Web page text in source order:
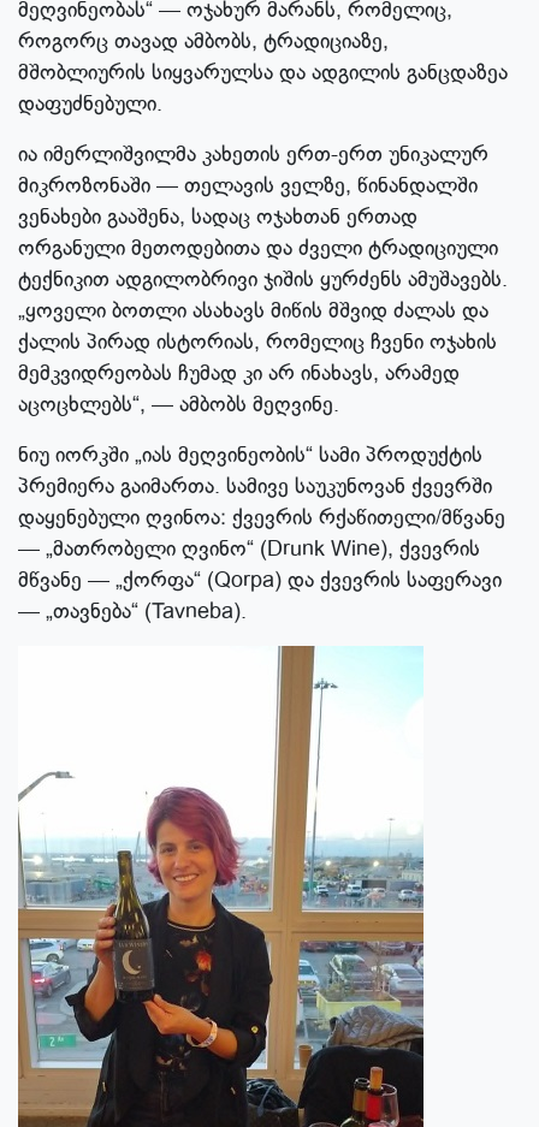
მეღვინეობას“ — ოჯახურ მარანს, რომელიც,
როგორც თავად ამბობს, ტრადიციაზე,
მშობლიურის სიყვარულსა და ადგილის განცდაზეა
დაფუძნებული.
ია იმერლიშვილმა კახეთის ერთ-ერთ უნიკალურ
მიკროზონაში — თელავის ველზე, წინანდალში
ვენახები გააშენა, სადაც ოჯახთან ერთად
ორგანული მეთოდებითა და ძველი ტრადიციული
ტექნიკით ადგილობრივი ჯიშის ყურძენს ამუშავებს.
„ყოველი ბოთლი ასახავს მიწის მშვიდ ძალას და
ქალის პირად ისტორიას, რომელიც ჩვენი ოჯახის
მემკვიდრეობას ჩუმად კი არ ინახავს, არამედ
აცოცხლებს“, — ამბობს მეღვინე.
ნიუ იორკში „იას მეღვინეობის“ სამი პროდუქტის
პრემიერა გაიმართა. სამივე საუკუნოვან ქვევრში
დაყენებული ღვინოა: ქვევრის რქაწითელი/მწვანე
— „მათრობელი ღვინო“ (Drunk Wine), ქვევრის
მწვანე — „ქორფა“ (Qorpa) და ქვევრის საფერავი
— „თავნება“ (Tavneba).